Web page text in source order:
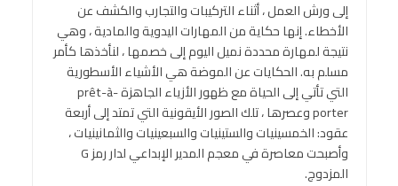
إلى ورش العمل ، أثناء التركيبات والتجارب والكشف عن
الأخطاء. إنها حكاية من المهارات اليدوية والمادية ، وهي
نتيجة لمهارة محددة نميل اليوم إلى خصمها ، لنأخذها كأمر
مسلم به. الحكايات عن الموضة هي الأشياء الأسطورية
التي تأتي إلى الحياة مع ظهور الأزياء الجاهزة prêt-à-
porter وعصرها ، تلك الصور الأيقونية التي تمتد إلى أربعة
عقود: الخمسينيات والستينيات والسبعينيات والثمانينيات ،
وأصبحت معاصرة في معجم المدير الإبداعي لدار رمز G
المزدوج.